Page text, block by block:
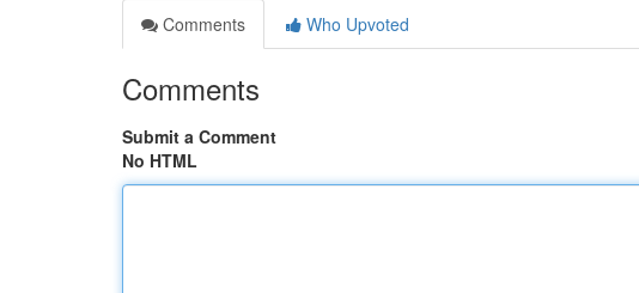
Comments
Who Upvoted
Comments
Submit a Comment
No HTML